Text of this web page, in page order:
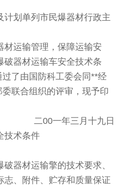
计划单列市民爆器材行政主
运输管理，保障运输安
破器材运输车安全技术条
了由国防科工委会同**经
联合组织的评审，现予印
二00一年三月十九日
技术条件
器材运输擎的技术要求、
志、附件、贮存和质量保证